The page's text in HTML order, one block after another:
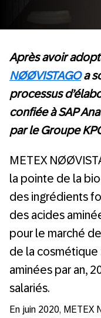
Après avoir
NØØVISTAGOa
processus
confiée à SAP
par le Groupe
METEX
la pointe de la
des ingrédients
des acides
pour le marché
de la cosmétique
aminées par an,
salariés.
En juin 2020,